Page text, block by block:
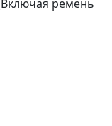
ремень